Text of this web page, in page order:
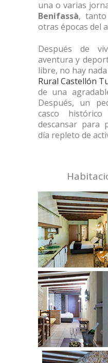
una o varias
Benifassà,
otras épocas del
Después de
aventura y
libre, no hay
Rural Castellón
de una
Después, un
casco
descansar para
día repleto de